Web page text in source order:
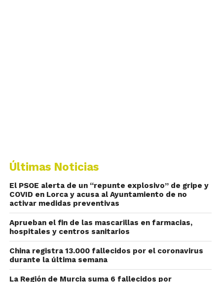
Últimas Noticias
El PSOE alerta de un “repunte explosivo” de gripe y
COVID en Lorca y acusa al Ayuntamiento de no
activar medidas preventivas
Aprueban el fin de las mascarillas en farmacias,
hospitales y centros sanitarios
China registra 13.000 fallecidos por el coronavirus
durante la última semana
La Región de Murcia suma 6 fallecidos por